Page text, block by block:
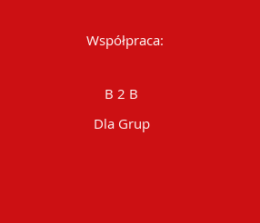
Współpraca:
B 2 B
Dla Grup